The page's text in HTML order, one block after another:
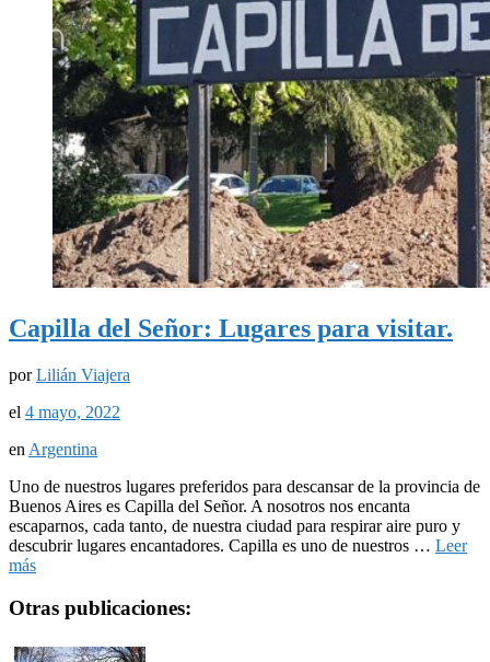
Capilla del Señor: Lugares para visitar.
porLilián Viajera
el 4 mayo, 2022
en Argentina
Uno de nuestros lugares preferidos para descansar de la provincia de
Buenos Aires es Capilla del Señor. A nosotros nos encanta
escaparnos, cada tanto, de nuestra ciudad para respirar aire puro y
descubrir lugares encantadores. Capilla es uno de nuestros … Leer
más
Otras publicaciones: